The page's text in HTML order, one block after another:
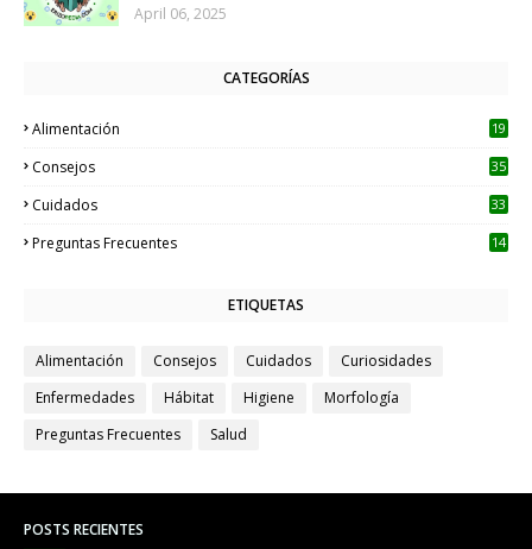
April 06, 2025
CATEGORÍAS
Alimentación 19
Consejos 35
Cuidados 33
Preguntas Frecuentes 14
ETIQUETAS
Alimentación Consejos Cuidados
Curiosidades
Enfermedades
Hábitat Higiene
Morfología
Preguntas Frecuentes
Salud
POSTS RECIENTES